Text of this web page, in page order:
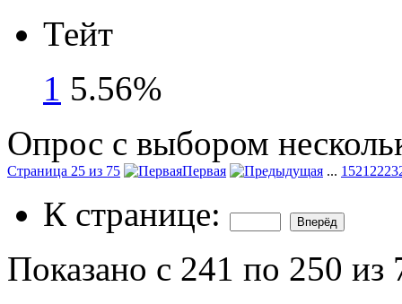
Тейт
1 5.56%
Опрос с выбором
Страница 25 из 75 Первая ... 15212223
К странице:
Показано с 241 по 250 из